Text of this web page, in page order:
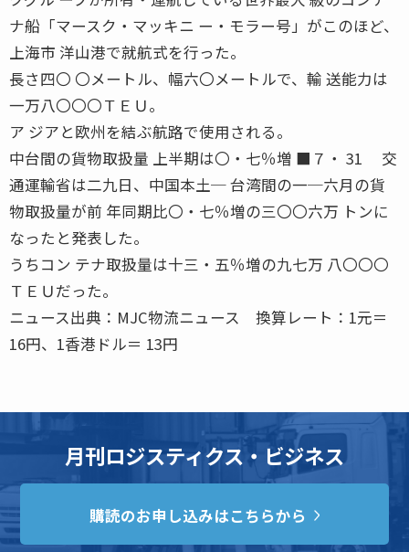
ナ船「マースク・マッキニ ー・モラー号」がこのほど、
上海市 洋山港で就航式を行った。
長さ四〇 〇メートル、幅六〇メートルで、輸 送能力は
一万八〇〇〇ＴＥＵ。
ア ジアと欧州を結ぶ航路で使用される。
中台間の貨物取扱量 上半期は〇・七％増 ■７・ 31 交
通運輸省は二九日、中国本土─ 台湾間の一─六月の貨
物取扱量が前 年同期比〇・七％増の三〇〇六万 トンに
なったと発表した。
うちコン テナ取扱量は十三・五％増の九七万 八〇〇〇
ＴＥＵだった。
ニュース出典：MJC物流ニュース 換算レート：1元＝
16円、1香港ドル＝ 13円
月刊ロジスティクス・ビジネス
購読のお申し込みはこちらから